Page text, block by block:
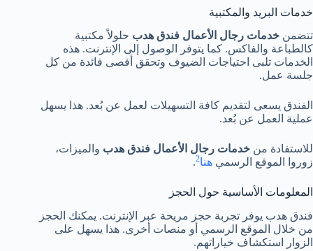
خدمات البريد والمكتبية
تتضمن خدمات رجال الأعمال فندق هدب حلولاً مكتبية
كالطباعة والفاكس. كما يتوفر الوصول إلى الإنترنت. هذه
الخدمات تلبى احتياجات الضيوف وتحقق أقصى فائدة من كل
جلسة عمل.
الفندق يسعى لتقديم كافة التسهيلات لعمل عن بُعد. هذا يسهل
عملية العمل عن بُعد.
للاستفادة من خدمات رجال الأعمال فندق هدب والميزات،
زوروا الموقع الرسمي هنا2
.
المعلومات الأساسية حول الحجز
فندق هدب يوفر تجربة حجز مريحة عبر الإنترنت. يمكنك الحجز
من خلال الموقع الرسمي أو منصات أخرى. هذا يسهل على
الزوار استكشاف خياراتهم.